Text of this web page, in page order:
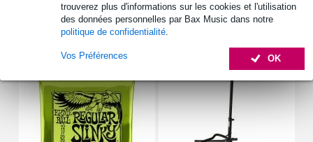
trouverez plus d'informations sur les cookies et l'utilisation
des données personnelles par Bax Music dans notre
politique de confidentialité.
OK
Vos Préférences
Accessoires (37)